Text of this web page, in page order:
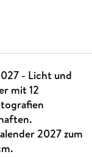
- Licht und
mit 12
2027 zum